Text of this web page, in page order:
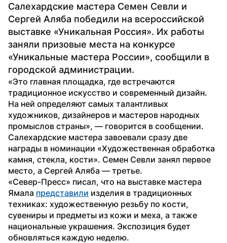
Салехардские мастера Семен Севли и
Сергей Аляба победили на всероссийской
выставке «Уникальная Россия». Их работы
заняли призовые места на конкурсе
«Уникальные мастера России», сообщили в
городской администрации.
«Это главная площадка, где встречаются
традиционное искусство и современный дизайн.
На ней определяют самых талантливых
художников, дизайнеров и мастеров народных
промыслов страны», — говорится в сообщении.
Салехардские мастера завоевали сразу две
награды в номинации «Художественная обработка
камня, стекла, кости». Семен Севли занял первое
место, а Сергей Аляба — третье.
«Север-Пресс» писал, что на выставке мастера
Ямала представили изделия в традиционных
техниках: художественную резьбу по кости,
сувениры и предметы из кожи и меха, а также
национальные украшения. Экспозиция будет
обновляться каждую неделю.